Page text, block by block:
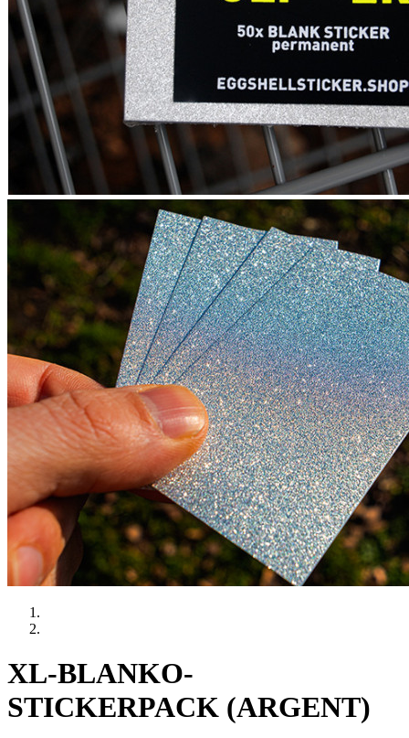
XL-BLANKO-
STICKERPACK (ARGENT)